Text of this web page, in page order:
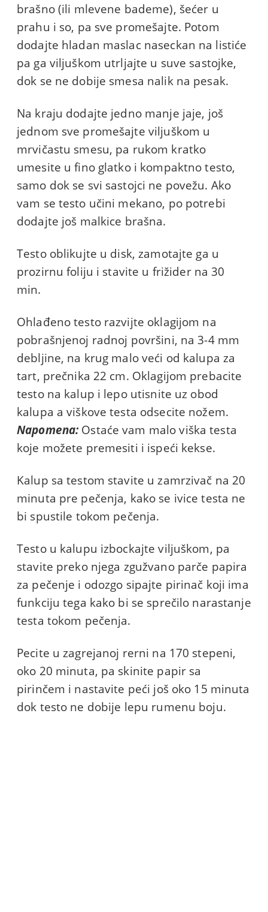
brašno (ili mlevene bademe), šećer u
prahu i so, pa sve promešajte. Potom
dodajte hladan maslac naseckan na listiće
pa ga viljuškom utrljajte u suve sastojke,
dok se ne dobije smesa nalik na pesak.
Na kraju dodajte jedno manje jaje, još
jednom sve promešajte viljuškom u
mrvičastu smesu, pa rukom kratko
umesite u fino glatko i kompaktno testo,
samo dok se svi sastojci ne povežu. Ako
vam se testo učini mekano, po potrebi
dodajte još malkice brašna.
Testo oblikujte u disk, zamotajte ga u
prozirnu foliju i stavite u frižider na 30
min.
Ohlađeno testo razvijte oklagijom na
pobrašnjenoj radnoj površini, na 3-4 mm
debljine, na krug malo veći od kalupa za
tart, prečnika 22 cm. Oklagijom prebacite
testo na kalup i lepo utisnite uz obod
kalupa a viškove testa odsecite nožem.
Napomena:Ostaće vam malo viška testa
koje možete premesiti i ispeći kekse.
Kalup sa testom stavite u zamrzivač na 20
minuta pre pečenja, kako se ivice testa ne
bi spustile tokom pečenja.
Testo u kalupu izbockajte viljuškom, pa
stavite preko njega zgužvano parče papira
za pečenje i odozgo sipajte pirinač koji ima
funkciju tega kako bi se sprečilo narastanje
testa tokom pečenja.
Pecite u zagrejanoj rerni na 170 stepeni,
oko 20 minuta, pa skinite papir sa
pirinčem i nastavite peći još oko 15 minuta
dok testo ne dobije lepu rumenu boju.